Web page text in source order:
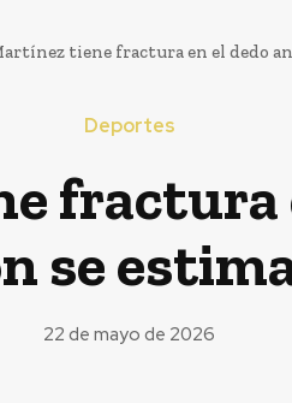
tiene fractura en el dedo
Deportes
fractura
se
22 de mayo de 2026